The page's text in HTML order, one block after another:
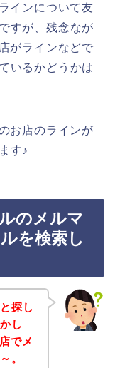
インについて友
すが、残念なが
がラインなどで
いるかどうかは
お店のラインが
す♪
のメルマ
を検索し
探し
し
でメ
。